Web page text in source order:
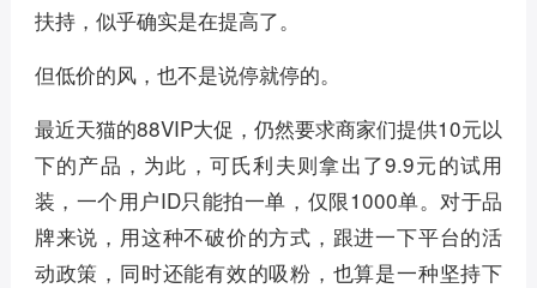
扶持，似乎确实是在提高了。
但低价的风，也不是说停就停的。
最近天猫的88VIP大促，仍然要求商家们提供10元以
下的产品，为此，可氏利夫则拿出了9.9元的试用
装，一个用户ID只能拍一单，仅限1000单。对于品
牌来说，用这种不破价的方式，跟进一下平台的活
动政策，同时还能有效的吸粉，也算是一种坚持下